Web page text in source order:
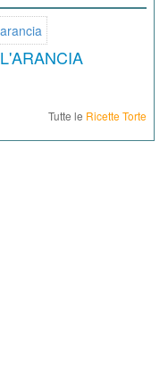
Tutte le Ricette Torte